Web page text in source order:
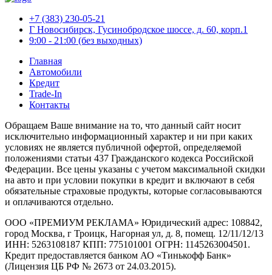
+7 (383) 230-05-21
Г Новосибирск, Гусинобродское шоссе, д. 60, корп.1
9:00 - 21:00 (без выходных)
Главная
Автомобили
Кредит
Trade-In
Контакты
Обращаем Ваше внимание на то, что данный сайт носит
исключительно информационный характер и ни при каких
условиях не является публичной офертой, определяемой
положениями статьи 437 Гражданского кодекса Российской
Федерации. Все цены указаны с учетом максимальной скидки
на авто и при условии покупки в кредит и включают в себя
обязательные страховые продукты, которые согласовываются
и оплачиваются отдельно.
ООО «ПРЕМИУМ РЕКЛАМА» Юридический адрес: 108842,
город Москва, г Троицк, Нагорная ул, д. 8, помещ. 12/11/12/13
ИНН: 5263108187 КПП: 775101001 ОГРН: 1145263004501.
Кредит предоставляется банком АО «Тинькофф Банк»
(Лицензия ЦБ РФ № 2673 от 24.03.2015).